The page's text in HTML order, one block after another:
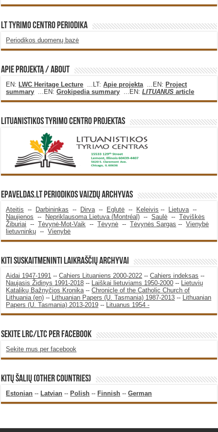
LT Tyrimo Centro Periodika
Periodikos duomenų bazė
Apie projektą / About
EN:LWC Heritage Lecture ...LT:Apie projekta ...EN:Project
summary ...EN:Grokipedia summary ...EN:LITUANUS article
Lituanistikos Tyrimo Centro Projektas
Epaveldas.LT periodikos vaizdų archyvas
Ateitis -- Darbininkas -- Dirva -- Eglutė -- Keleivis -- Lietuva --
Naujienos -- Nepriklausoma Lietuva (Montréal) --Saulė --Tėviškės
Žiburiai --Tėvynė-Mot-Vaik --Tėvynė --Tėvynės Sargas --Vienybė
lietuvninkų --Vienybė
KITI SUSKAITMENINTI LAIKRAŠČIŲ ARCHYVAI
Aidai 1947-1991 --Cahiers Lituaniens 2000-2022 --Cahiers indeksas --
Naujasis Židinys 1991-2018 -- Laiškai lietuviams 1950-2000 -- Lietuvių
Katalikų Bažnyčios Kronika --Chronicle of the Catholic Church of
Lithuania (en) -- Lithuanian Papers (U. Tasmania) 1987-2013 -- Lithuanian
Papers (U. Tasmania) 2013-2019 -- Lituanus 1954 -
SEKITE LRC/LTC PER FACEBOOK
Sekite mus per facebook
KITŲ ŠALIŲ (OTHER COUNTRIES)
Estonian --Latvian --Polish --Finnish --German